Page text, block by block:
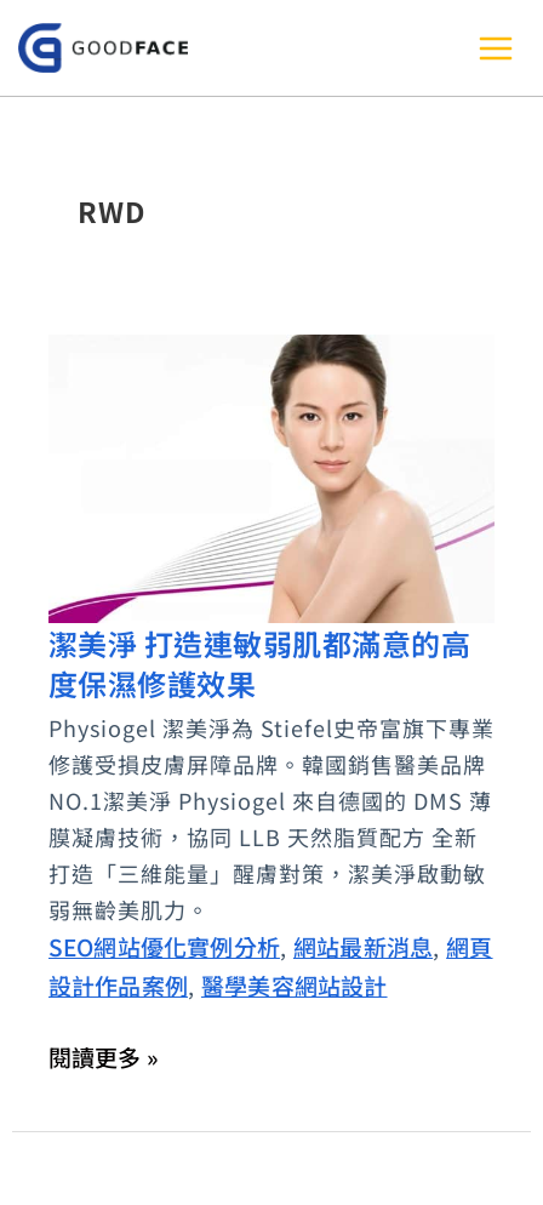
至
主
RWD
潔美淨 打造連敏弱肌都滿意的高
度保濕修護效果
Physiogel 潔美淨為 Stiefel史帝富旗下專業
修護受損皮膚屏障品牌。韓國銷售醫美品牌
NO.1潔美淨 Physiogel 來自德國的 DMS 薄
膜凝膚技術，協同 LLB 天然脂質配方 全新
打造「三維能量」醒膚對策，潔美淨啟動敏
弱無齡美肌力。
SEO網站優化實例分析, 網站最新消息, 網頁
設計作品案例, 醫學美容網站設計
潔
美
淨
打
造
連
敏
弱
肌
都
意
閱讀更多 »